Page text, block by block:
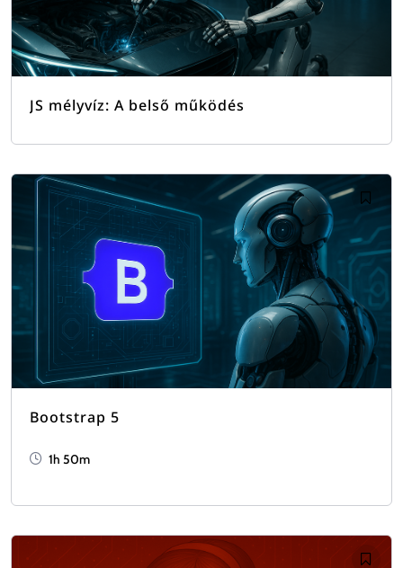
JS mélyvíz: A belső működés
Bootstrap 5
1h 50m